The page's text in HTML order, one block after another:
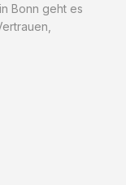
Bonn geht es